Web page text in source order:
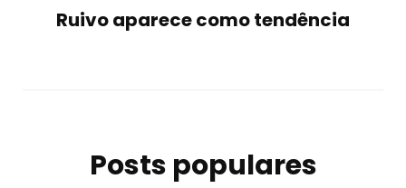
Ruivo aparece como tendência
Posts populares